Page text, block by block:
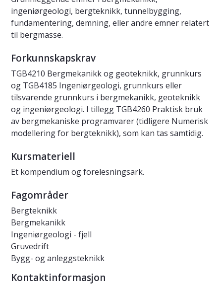
ingeniørgeologi, bergteknikk, tunnelbygging,
fundamentering, demning, eller andre emner relatert
til bergmasse.
Forkunnskapskrav
TGB4210 Bergmekanikk og geoteknikk, grunnkurs
og TGB4185 Ingeniørgeologi, grunnkurs eller
tilsvarende grunnkurs i bergmekanikk, geoteknikk
og ingeniørgeologi. I tillegg TGB4260 Praktisk bruk
av bergmekaniske programvarer (tidligere Numerisk
modellering for bergteknikk), som kan tas samtidig.
Kursmateriell
Et kompendium og forelesningsark.
Fagområder
Bergteknikk
Bergmekanikk
Ingeniørgeologi - fjell
Gruvedrift
Bygg- og anleggsteknikk
Kontaktinformasjon